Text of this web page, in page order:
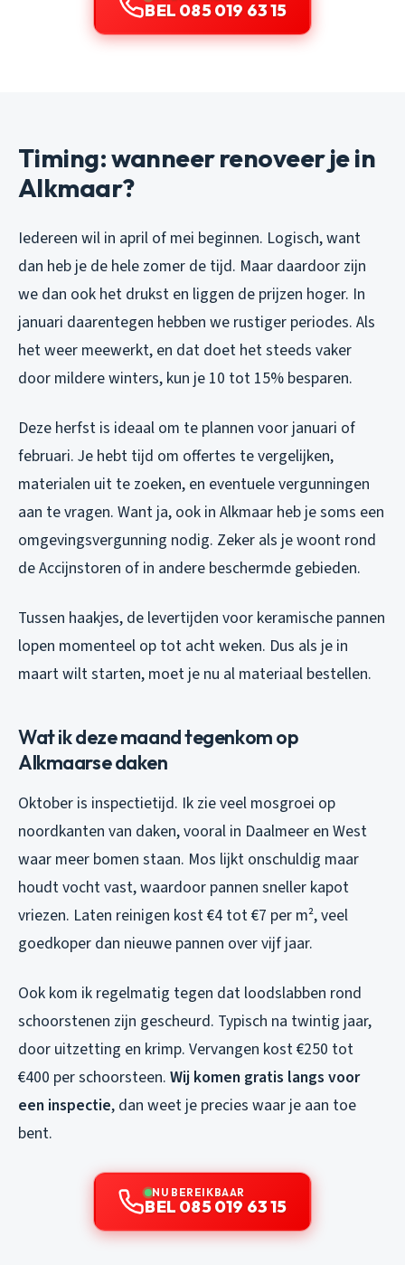
BEL 085 019 63 15
Timing: wanneer renoveer je in
Alkmaar?
Iedereen wil in april of mei beginnen. Logisch, want
dan heb je de hele zomer de tijd. Maar daardoor zijn
we dan ook het drukst en liggen de prijzen hoger. In
januari daarentegen hebben we rustiger periodes. Als
het weer meewerkt, en dat doet het steeds vaker
door mildere winters, kun je 10 tot 15% besparen.
Deze herfst is ideaal om te plannen voor januari of
februari. Je hebt tijd om offertes te vergelijken,
materialen uit te zoeken, en eventuele vergunningen
aan te vragen. Want ja, ook in Alkmaar heb je soms een
omgevingsvergunning nodig. Zeker als je woont rond
de Accijnstoren of in andere beschermde gebieden.
Tussen haakjes, de levertijden voor keramische pannen
lopen momenteel op tot acht weken. Dus als je in
maart wilt starten, moet je nu al materiaal bestellen.
Wat ik deze maand tegenkom op
Alkmaarse daken
Oktober is inspectietijd. Ik zie veel mosgroei op
noordkanten van daken, vooral in Daalmeer en West
waar meer bomen staan. Mos lijkt onschuldig maar
houdt vocht vast, waardoor pannen sneller kapot
vriezen. Laten reinigen kost €4 tot €7 per m², veel
goedkoper dan nieuwe pannen over vijf jaar.
Ook kom ik regelmatig tegen dat loodslabben rond
schoorstenen zijn gescheurd. Typisch na twintig jaar,
door uitzetting en krimp. Vervangen kost €250 tot
€400 per schoorsteen. Wij komen gratis langs voor
een inspectie, dan weet je precies waar je aan toe
bent.
NU BEREIKBAAR
BEL 085 019 63 15